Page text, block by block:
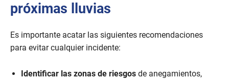
próximas lluvias
Es importante acatar las siguientes recomendaciones
para evitar cualquier incidente:
Identificar las zonas de riesgos de anegamientos,